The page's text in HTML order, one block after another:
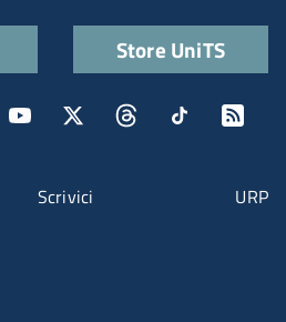
Scrivici URP
Store UniTS
Menu social